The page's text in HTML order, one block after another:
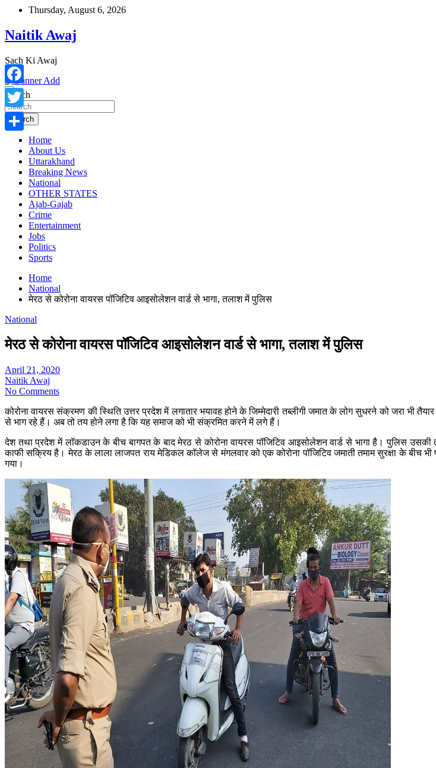
Skip
content
Thursday, August 6, 2026
Naitik Awaj
Sach Ki Awaj
Search
Search
Home
About Us
Uttarakhand
Breaking News
National
OTHER STATES
Ajab-Gajab
Crime
Entertainment
Jobs
Politics
Sports
Home
National
मेरठ से कोरोना वायरस पॉजिटिव आइसोलेशन वार्ड से भागा, तलाश में पुलिस
National
मेरठ से कोरोना वायरस पॉजिटिव आइसोलेशन वार्ड से भागा, तलाश में पुलिस
April 21, 2020
Naitik Awaj
No Comments
कोरोना वायरस संक्रमण की स्थिति उत्तर प्रदेश में लगातार भयावह होने के जिम्मेदारी तब्लीगी जमात के लोग सुधरने को जरा भी
से भाग रहे हैं। अब तो तय होने लगा है कि यह समाज को भी संक्रमित करने में लगे हैं।
देश तथा प्रदेश में लॉकडाउन के बीच बागपत के बाद मेरठ से कोरोना वायरस पॉजिटिव आइसोलेशन वार्ड से भागा है। पुलिस
काफी सक्रिय है। मेरठ के लाला लाजपत राय मेडिकल कॉलेज से मंगलवार को एक कोरोना पॉजिटिव जमाती तमाम सुरक्षा के
गया।
Facebook
Twitter
Share